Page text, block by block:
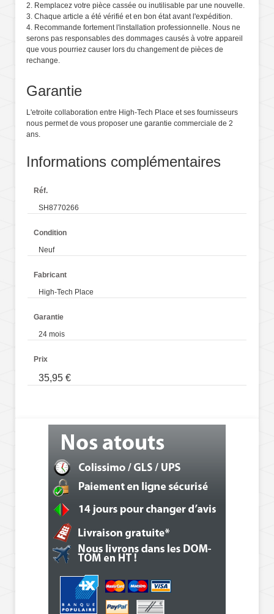
2. Remplacez votre pièce cassée ou inutilisable par une nouvelle.
3. Chaque article a été vérifié et en bon état avant l'expédition.
4. Recommande fortement l'installation professionnelle. Nous ne
serons pas responsables des dommages causés à votre appareil
que vous pourriez causer lors du changement de pièces de
rechange.
Garantie
L'etroite collaboration entre High-Tech Place et ses fournisseurs
nous permet de vous proposer une garantie commerciale de 2
ans.
Informations complémentaires
Réf.
SH8770266
Condition
Neuf
Fabricant
High-Tech Place
Garantie
24 mois
Prix
35,95 €